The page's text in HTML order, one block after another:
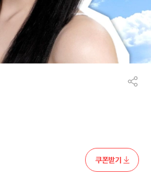
쿠폰받기